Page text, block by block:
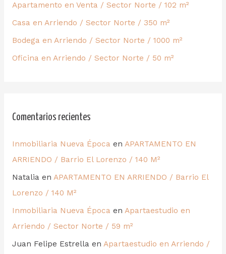
Apartamento en Venta / Sector Norte / 102 m²
Casa en Arriendo / Sector Norte / 350 m²
Bodega en Arriendo / Sector Norte / 1000 m²
Oficina en Arriendo / Sector Norte / 50 m²
Comentarios recientes
Inmobiliaria Nueva Época en APARTAMENTO EN
ARRIENDO / Barrio El Lorenzo / 140 M²
Nataliaen APARTAMENTO EN ARRIENDO / Barrio El
Lorenzo / 140 M²
Inmobiliaria Nueva Época en Apartaestudio en
Arriendo / Sector Norte / 59 m²
Juan Felipe Estrellaen Apartaestudio en Arriendo /